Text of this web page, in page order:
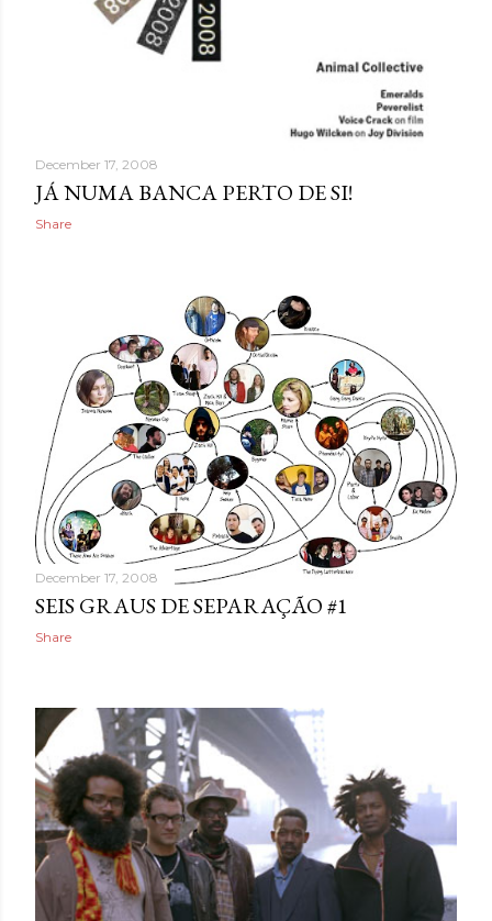
December 17, 2008
JÁ NUMA BANCA PERTO DE SI!
Share
December 17, 2008
SEIS GRAUS DE SEPARAÇÃO #1
Share